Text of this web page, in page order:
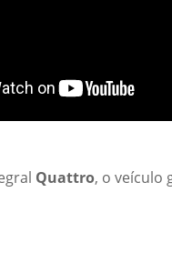
Quattro, o veículo